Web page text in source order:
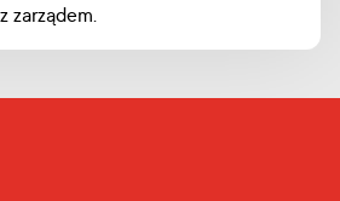
zarządem.